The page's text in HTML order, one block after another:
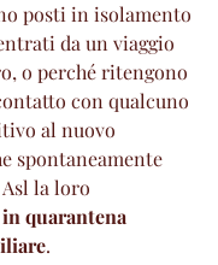
posti in isolamento
da un viaggio
o perché ritengono
con qualcuno
al nuovo
spontaneamente
la loro
in quarantena
.